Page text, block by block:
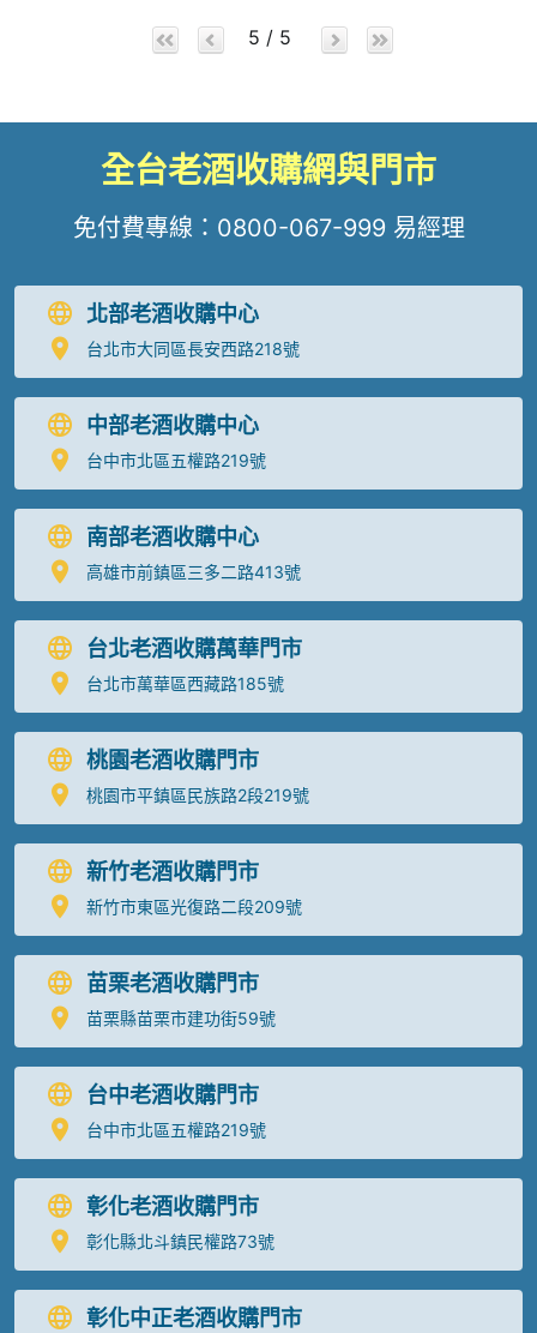
5 / 5
全台老酒收購網與門市
免付費專線： 0800-067-999易經理
北部老酒收購中心
台北市大同區長安西路218號
中部老酒收購中心
台中市北區五權路219號
南部老酒收購中心
高雄市前鎮區三多二路413號
台北老酒收購萬華門市
台北市萬華區西藏路185號
桃園老酒收購門市
桃園市平鎮區民族路2段219號
新竹老酒收購門市
新竹市東區光復路二段209號
苗栗老酒收購門市
苗栗縣苗栗市建功街59號
台中老酒收購門市
台中市北區五權路219號
彰化老酒收購門市
彰化縣北斗鎮民權路73號
彰化中正老酒收購門市